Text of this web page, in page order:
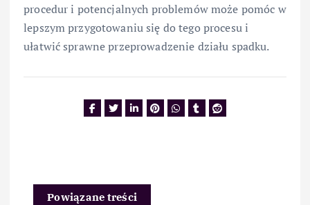
procedur i potencjalnych problemów może pomóc w
lepszym przygotowaniu się do tego procesu i
ułatwić sprawne przeprowadzenie działu spadku.
Powiązane treści